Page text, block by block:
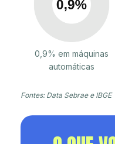
0,9% em máquinas
automáticas
Fontes: Data Sebrae e IBGE